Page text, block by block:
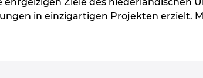
in einzigartigen Projekten erzielt.